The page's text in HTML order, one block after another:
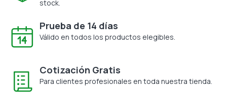
stock.
Prueba de 14 días
Válido en todos los productos elegibles.
Cotización Gratis
Para clientes profesionales en toda nuestra tienda.